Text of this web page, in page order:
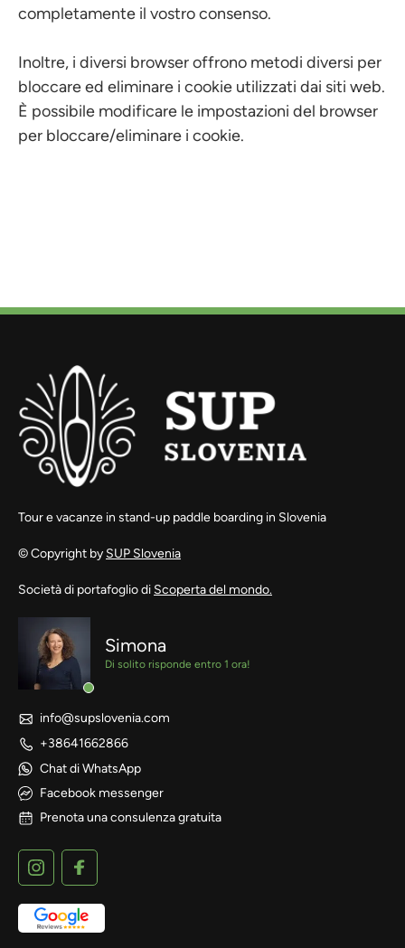
completamente il vostro consenso.
Inoltre, i diversi browser offrono metodi diversi per
bloccare ed eliminare i cookie utilizzati dai siti web.
È possibile modificare le impostazioni del browser
per bloccare/eliminare i cookie.
Tour e vacanze in stand-up paddle boarding in Slovenia
© Copyright by SUP Slovenia
Società di portafoglio di Scoperta del mondo.
Simona
Di solito risponde entro 1 ora!
info@supslovenia.com
+38641662866
Chat di WhatsApp
Facebook messenger
Prenota una consulenza gratuita